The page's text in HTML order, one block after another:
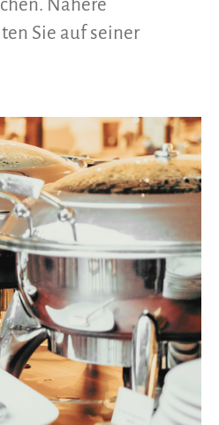
Nähere
Sie auf seiner